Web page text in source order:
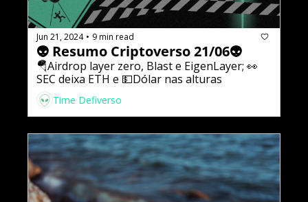
Jun 21, 2024 • 9 min read
👽 Resumo Criptoverso 21/06👽
🪂Airdrop layer zero, Blast e EigenLayer; 👀
SEC deixa ETH e 💵Dólar nas alturas
Time Defiverso